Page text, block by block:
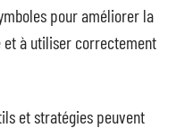
pour améliorer la
et à utiliser correctement
et stratégies peuvent